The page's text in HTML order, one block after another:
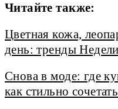
Читайте также:
Цветная кожа,
день: тренды
Снова в моде: где
как стильно